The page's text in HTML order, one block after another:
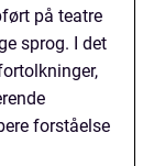
på teatre
sprog. I det
forståelse